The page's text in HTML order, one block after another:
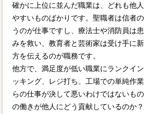
確かに上位に並んだ職業は、どれも他
やすいものばかりです。聖職者は信者
うのが仕事ですし、療法士や消防員は
みを救い、教育者と芸術家は受け手に
方を伝えるのが職務です。
他方で、満足度が低い職業にランクイ
ッキング、レジ打ち、工場での単純作
らの仕事が決して悪いわけではないも
の働きが他人にどう貢献しているのか